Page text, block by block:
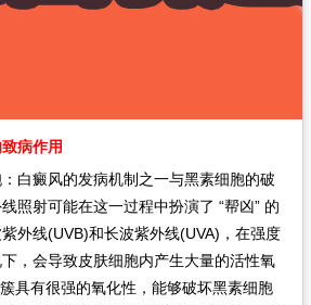
病作用
癜风的发病机制之一与黑素细胞的破
照射可能在这一过程中扮演了 “帮凶” 的
外线(UVB)和长波紫外线(UVA)，在强度
，会导致皮肤细胞内产生大量的活性氧
具有很强的氧化性，能够破坏黑素细胞